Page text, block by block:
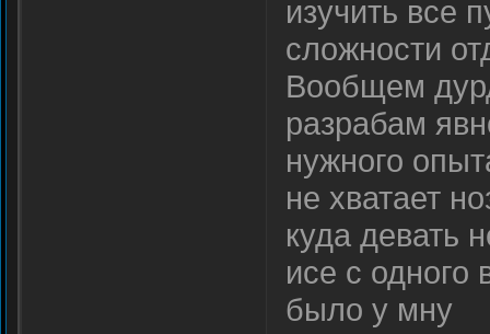
изучить все
сложности
Вообщем
разрабам
нужного
не хватает
куда девать
исе с одного
было у мну